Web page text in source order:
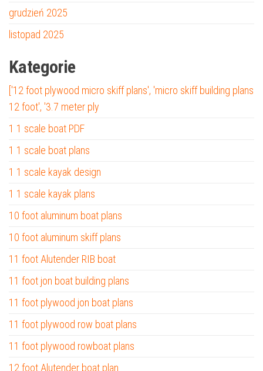
grudzień 2025
listopad 2025
Kategorie
['12 foot plywood micro skiff plans', 'micro skiff building plans
12 foot', '3.7 meter ply
1 1 scale boat PDF
1 1 scale boat plans
1 1 scale kayak design
1 1 scale kayak plans
10 foot aluminum boat plans
10 foot aluminum skiff plans
11 foot Alutender RIB boat
11 foot jon boat building plans
11 foot plywood jon boat plans
11 foot plywood row boat plans
11 foot plywood rowboat plans
12 foot Alutender boat plan